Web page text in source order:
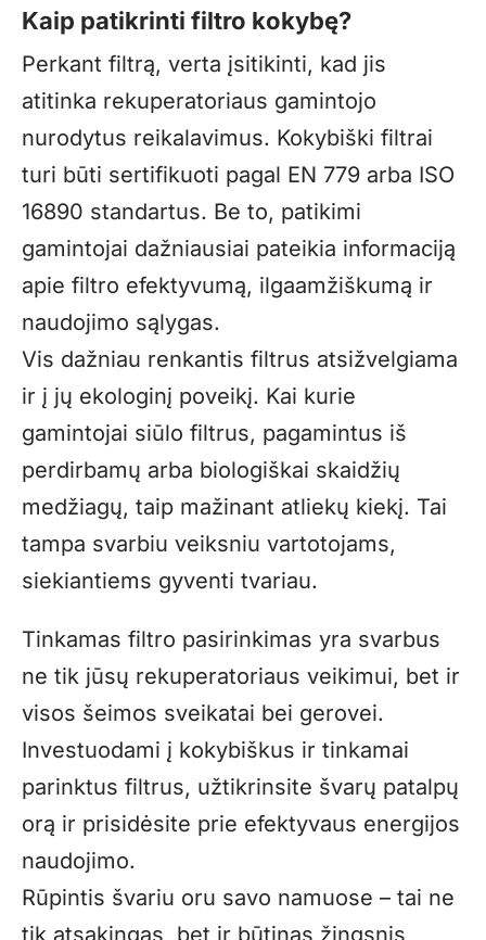
Kaip patikrinti filtro kokybę?
Perkant filtrą, verta įsitikinti, kad jis
atitinka rekuperatoriaus gamintojo
nurodytus reikalavimus. Kokybiški filtrai
turi būti sertifikuoti pagal EN 779 arba ISO
16890 standartus. Be to, patikimi
gamintojai dažniausiai pateikia informaciją
apie filtro efektyvumą, ilgaamžiškumą ir
naudojimo sąlygas.
Vis dažniau renkantis filtrus atsižvelgiama
ir į jų ekologinį poveikį. Kai kurie
gamintojai siūlo filtrus, pagamintus iš
perdirbamų arba biologiškai skaidžių
medžiagų, taip mažinant atliekų kiekį. Tai
tampa svarbiu veiksniu vartotojams,
siekiantiems gyventi tvariau.
Tinkamas filtro pasirinkimas yra svarbus
ne tik jūsų rekuperatoriaus veikimui, bet ir
visos šeimos sveikatai bei gerovei.
Investuodami į kokybiškus ir tinkamai
parinktus filtrus, užtikrinsite švarų patalpų
orą ir prisidėsite prie efektyvaus energijos
naudojimo.
Rūpintis švariu oru savo namuose – tai ne
tik atsakingas, bet ir būtinas žingsnis,